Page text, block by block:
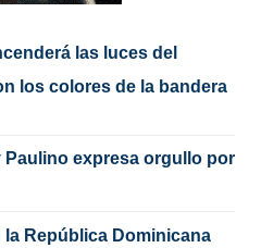
las luces del
los colores de la bandera
Paulino expresa orgullo por
la República Dominicana